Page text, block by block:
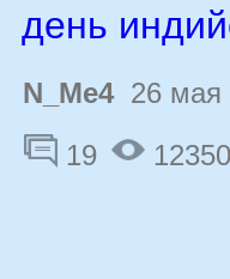
день
N_Me426 мая
19
12350